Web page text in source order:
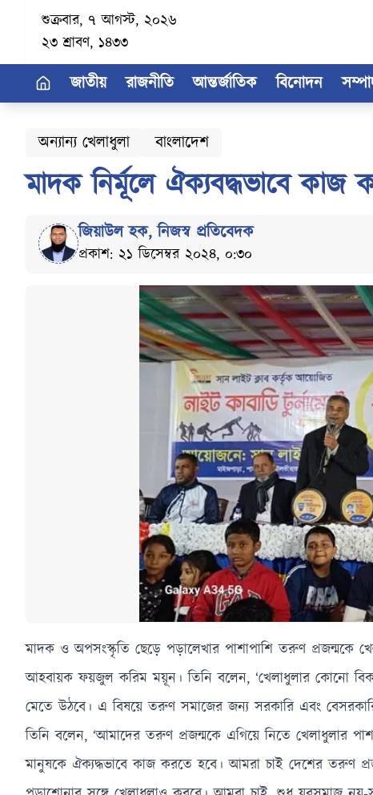
শুক্রবার, ৭ আগস্ট, ২০২৬
২৩ শ্রাবণ, ১৪৩৩
জাতীয় রাজনীতি আন্তর্জাতিক বিনোদন
অন্যান্য খেলাধুলা বাংলাদেশ
মাদক নির্মূলে ঐক্যবদ্ধভাবে
জিয়াউল হক,নিজস্ব প্রতিবেদক
প্রকাশ: ২১ ডিসেম্বর ২০২৪, ০:৩০
মাদক ও অপসংস্কৃতি ছেড়ে পড়ালেখার পাশাপাশি তরুণ প্রজন্মকে
আহবায়ক ফয়জুল করিম ময়ূন। তিনি বলেন, ‘খেলাধুলার কোনো
মেতে উঠবে। এ বিষয়ে তরুণ সমাজের জন্য সরকারি এবং
তিনি বলেন, ‘আমাদের তরুণ প্রজন্মকে এগিয়ে নিতে খেলাধুলার
মানুষকে ঐক্যদ্ধভাবে কাজ করতে হবে। আমরা চাই দেশের তরুণ